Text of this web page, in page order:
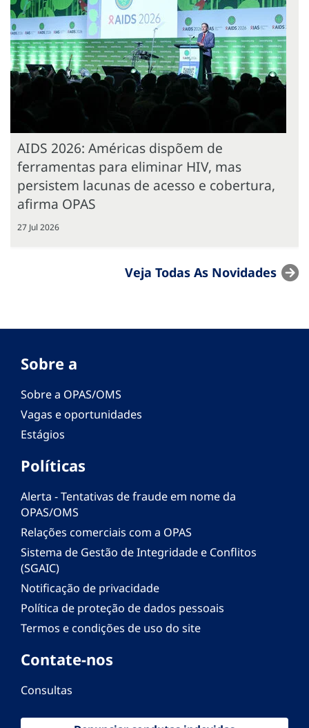
AIDS 2026: Américas dispõem de
ferramentas para eliminar HIV, mas
persistem lacunas de acesso e cobertura,
afirma OPAS
27 Jul 2026
Veja Todas As Novidades
Sobre a
Sobre a OPAS/OMS
Vagas e oportunidades
Estágios
Políticas
Alerta - Tentativas de fraude em nome da
OPAS/OMS
Relações comerciais com a OPAS
Sistema de Gestão de Integridade e Conflitos
(SGAIC)
Notificação de privacidade
Política de proteção de dados pessoais
Termos e condições de uso do site
Contate-nos
Consultas